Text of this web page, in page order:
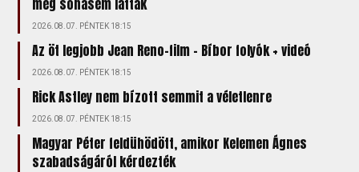
2026.08.07. PÉNTEK 18:15
Az öt legjobb Jean Reno-film – Bíbor folyók + videó
2026.08.07. PÉNTEK 18:15
Rick Astley nem bízott semmit a véletlenre
2026.08.07. PÉNTEK 18:15
Magyar Péter feldühödött, amikor Kelemen Ágnes
szabadságáról kérdezték